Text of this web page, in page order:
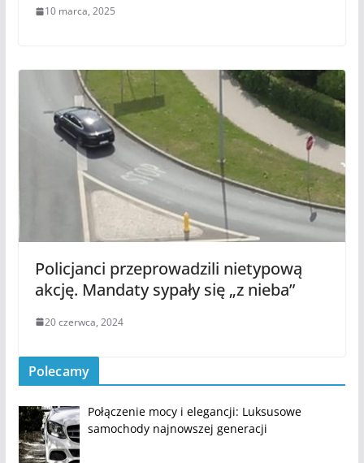
10 marca, 2025
Policjanci przeprowadzili nietypową
akcję. Mandaty sypały się „z nieba”
20 czerwca, 2024
Polecamy
Połączenie mocy i elegancji: Luksusowe
samochody najnowszej generacji